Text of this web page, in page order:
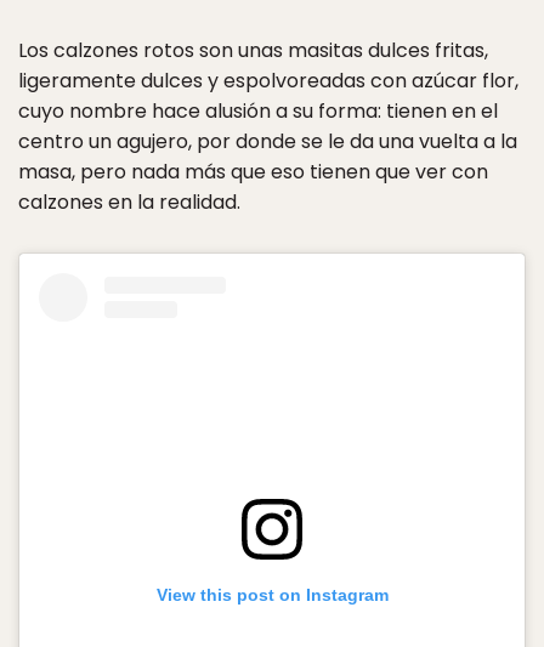
Los calzones rotos son unas masitas dulces fritas,
ligeramente dulces y espolvoreadas con azúcar flor,
cuyo nombre hace alusión a su forma: tienen en el
centro un agujero, por donde se le da una vuelta a la
masa, pero nada más que eso tienen que ver con
calzones en la realidad.
View this post on Instagram